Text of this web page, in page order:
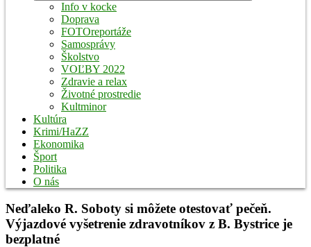
Info v kocke
Doprava
FOTOreportáže
Samosprávy
Školstvo
VOĽBY 2022
Zdravie a relax
Životné prostredie
Kultminor
Kultúra
Krimi/HaZZ
Ekonomika
Šport
Politika
O nás
Neďaleko R. Soboty si môžete otestovať pečeň.
Výjazdové vyšetrenie zdravotníkov z B. Bystrice je
bezplatné